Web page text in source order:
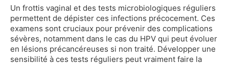
Un frottis vaginal et des tests microbiologiques réguliers
permettent de dépister ces infections précocement. Ces
examens sont cruciaux pour prévenir des complications
sévères, notamment dans le cas du HPV qui peut évoluer
en lésions précancéreuses si non traité. Développer une
sensibilité à ces tests réguliers peut vraiment faire la